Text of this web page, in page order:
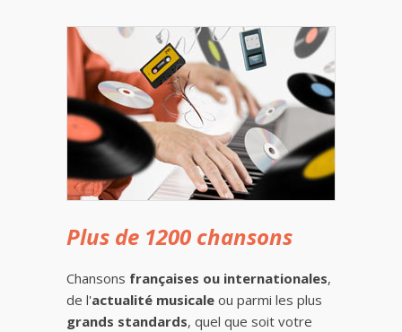
Plus de 1200 chansons
Chansons françaises ou internationales,
de l'actualité musicale ou parmi les plus
grands standards, quel que soit votre